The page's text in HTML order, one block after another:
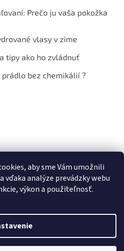
aby sme Vám umožnili
vďaka analýze prevádzky webu
výkon a použiteľnosť.
Prečo ju vaša pokožka
vlasy v zime
tipy ako ho zvládnuť
bez chemikálií ?
. Všetky práva vyhradené.Upraviť